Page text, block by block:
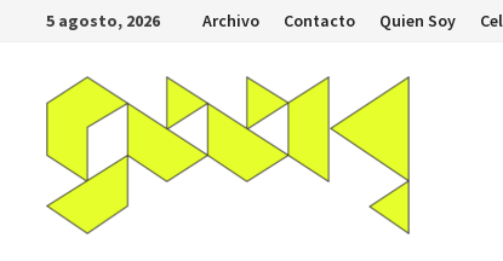
Saltar
contenido
5 agosto, 2026 Archivo Contacto Quien Soy